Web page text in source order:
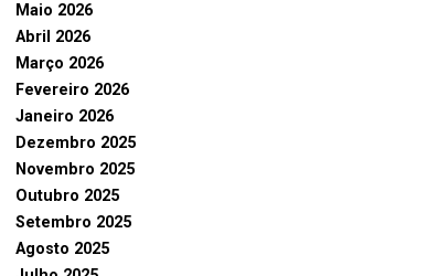
Maio 2026
Abril 2026
Março 2026
Fevereiro 2026
Janeiro 2026
Dezembro 2025
Novembro 2025
Outubro 2025
Setembro 2025
Agosto 2025